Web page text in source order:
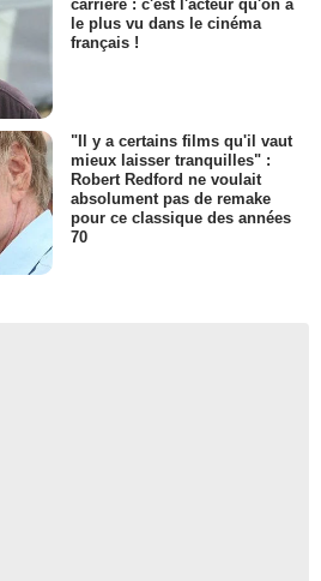
carrière : c'est l'acteur qu'on a
le plus vu dans le cinéma
français !
"Il y a certains films qu'il vaut
mieux laisser tranquilles" :
Robert Redford ne voulait
absolument pas de remake
pour ce classique des années
70